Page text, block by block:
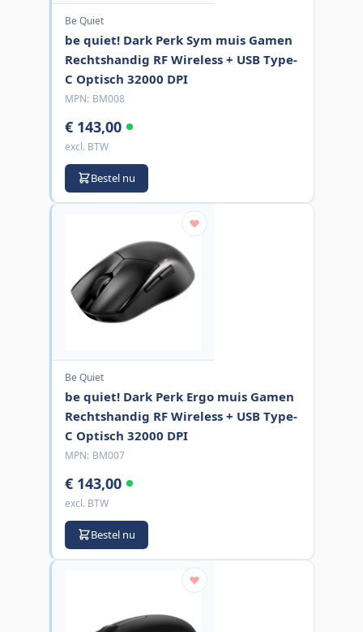
Be Quiet
be quiet! Dark Perk Sym muis Gamen
Rechtshandig RF Wireless + USB Type-
C Optisch 32000 DPI
MPN: BM008
€ 143,00
excl. BTW
Bestel nu
Be Quiet
be quiet! Dark Perk Ergo muis Gamen
Rechtshandig RF Wireless + USB Type-
C Optisch 32000 DPI
MPN: BM007
€ 143,00
excl. BTW
Bestel nu